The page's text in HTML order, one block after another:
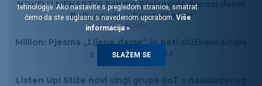
NOVO U MENARTU! Sandro Bjelanović donosi dašak
Bollywooda u hrvatski eter!
17. RUJAN
Million: Pjesma „Lijepe dame“ je peti službeni single
s albuma Million 2.!
Listen Up! Stiže novi singl grupe EoT s nadolazećeg
tehnologije. Ako nastavite s pregledom stranice, smatrat
ćemo da ste suglasni s navedenom uporabom.Više
informacija »
SLAŽEM SE